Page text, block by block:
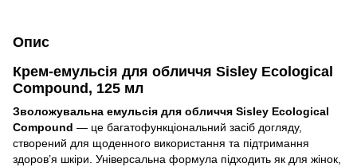
Опис
Крем-емульсія для обличчя Sisley Ecological
Compound, 125 мл
Зволожувальна емульсія для обличчя Sisley Ecological
Compound — це багатофункціональний засіб догляду,
створений для щоденного використання та підтримання
здоров’я шкіри. Універсальна формула підходить як для жінок,